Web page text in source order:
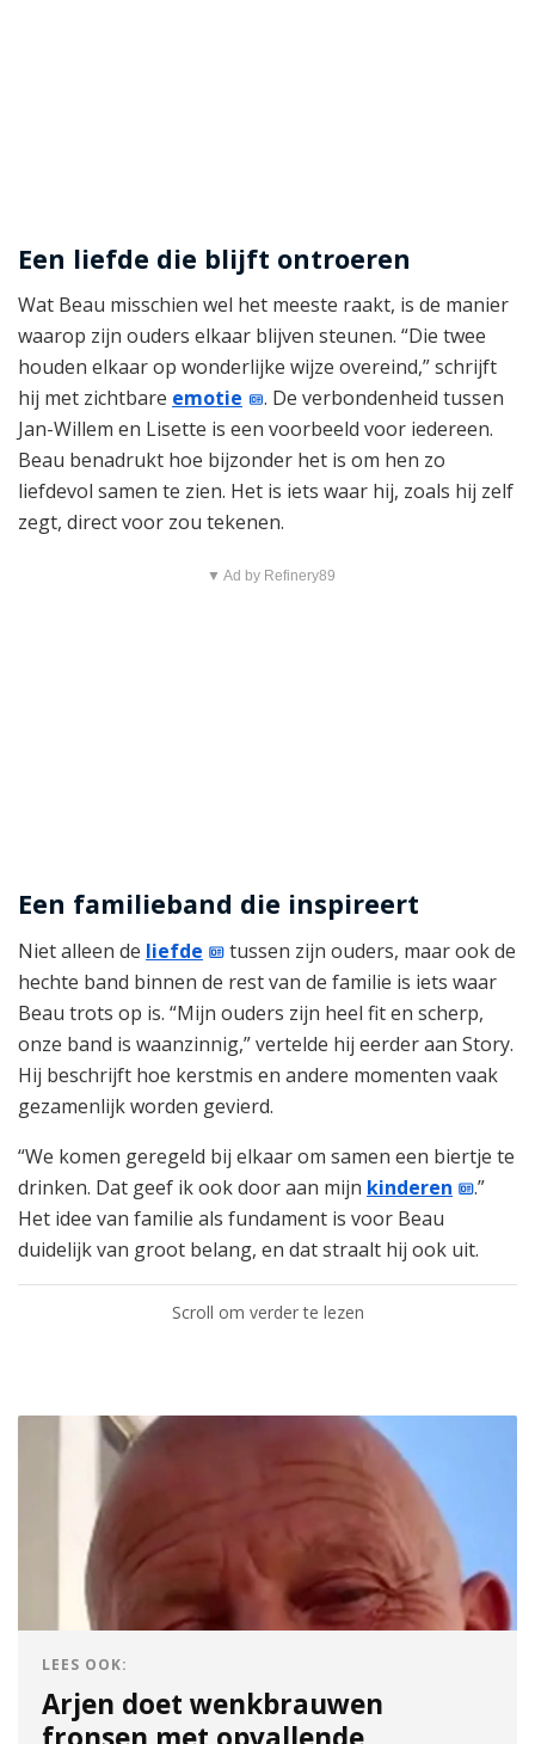
Een liefde die blijft ontroeren
Wat Beau misschien wel het meeste raakt, is de manier
waarop zijn ouders elkaar blijven steunen. “Die twee
houden elkaar op wonderlijke wijze overeind,” schrijft
hij met zichtbare emotie
. De verbondenheid tussen
Jan-Willem en Lisette is een voorbeeld voor iedereen.
Beau benadrukt hoe bijzonder het is om hen zo
liefdevol samen te zien. Het is iets waar hij, zoals hij zelf
zegt, direct voor zou tekenen.
▼ Ad by Refinery89
Een familieband die inspireert
Niet alleen de liefde
tussen zijn ouders, maar ook de
hechte band binnen de rest van de familie is iets waar
Beau trots op is. “Mijn ouders zijn heel fit en scherp,
onze band is waanzinnig,” vertelde hij eerder aan Story.
Hij beschrijft hoe kerstmis en andere momenten vaak
gezamenlijk worden gevierd.
“We komen geregeld bij elkaar om samen een biertje te
drinken. Dat geef ik ook door aan mijn kinderen
.”
Het idee van familie als fundament is voor Beau
duidelijk van groot belang, en dat straalt hij ook uit.
Scroll om verder te lezen
LEES OOK:
Arjen doet wenkbrauwen